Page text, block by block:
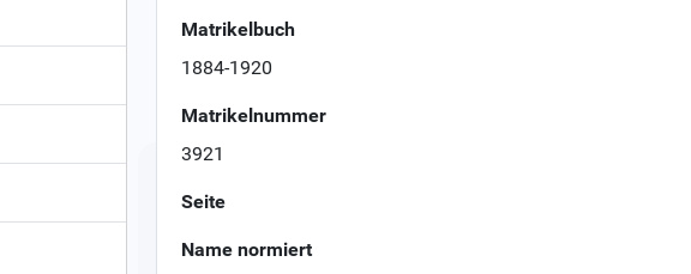
Matrikelbuch
1884-1920
Matrikelnummer
3921
Seite
Name normiert